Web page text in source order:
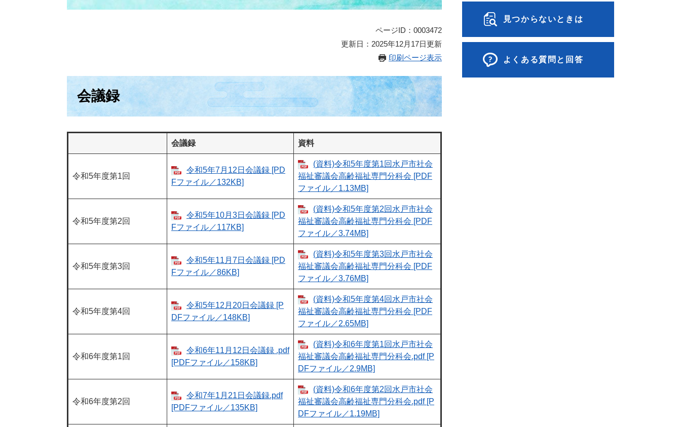
ページID：0003472
更新日：2025年12月17日更新
印刷ページ表示
会議録
会議録 資料
令和5年度第1回
令和5年7月12日会議録 [PD
Fファイル／132KB]
(資料)令和5年度第1回水戸市社会
福祉審議会高齢福祉専門分科会 [PDF
ファイル／1.13MB]
令和5年度第2回
令和5年10月3日会議録 [PD
Fファイル／117KB]
(資料)令和5年度第2回水戸市社会
福祉審議会高齢福祉専門分科会 [PDF
ファイル／3.74MB]
令和5年度第3回
令和5年11月7日会議録 [PD
Fファイル／86KB]
(資料)令和5年度第3回水戸市社会
福祉審議会高齢福祉専門分科会 [PDF
ファイル／3.76MB]
令和5年度第4回
令和5年12月20日会議録 [P
DFファイル／148KB]
(資料)令和5年度第4回水戸市社会
福祉審議会高齢福祉専門分科会 [PDF
ファイル／2.65MB]
令和6年度第1回
令和6年11月12日会議録 .pdf
[PDFファイル／158KB]
(資料)令和6年度第1回水戸市社会
福祉審議会高齢福祉専門分科会.pdf [P
DFファイル／2.9MB]
令和6年度第2回
令和7年1月21日会議録.pdf
[PDFファイル／135KB]
(資料)令和6年度第2回水戸市社会
福祉審議会高齢福祉専門分科会.pdf [P
DFファイル／1.19MB]
見つからないときは
よくある質問と回答